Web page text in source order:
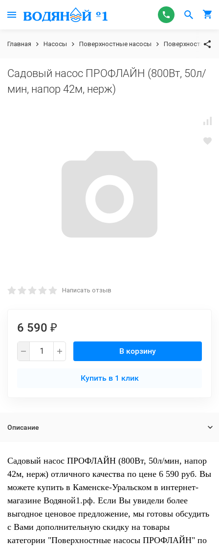
Главная Насосы Поверхностные насосы Поверхностные
Садовый насос ПРОФЛАЙН (800Вт, 50л/
мин, напор 42м, нерж)
Написать отзыв
6 590 ₽
В корзину
Купить в 1 клик
Описание
Садовый насос ПРОФЛАЙН (800Вт, 50л/мин, напор
42м, нерж) отличного качества по цене 6 590 руб. Вы
можете купить в Каменске-Уральском в интернет-
магазине Водяной1.рф. Если Вы увидели более
выгодное ценовое предложение, мы готовы обсудить
с Вами дополнительную скидку на товары
категории "Поверхностные насосы ПРОФЛАЙН" по